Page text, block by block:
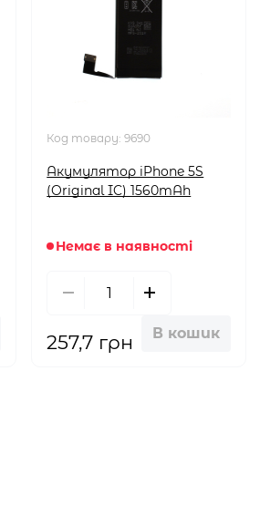
Код товару:9690
Акумулятор iPhone 5S
(Original IC) 1560mAh
Немає в наявності
257,7 грн В кошик